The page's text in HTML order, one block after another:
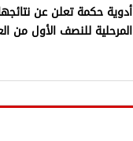
أدوية حكمة تعلن عن نتائجها
المرحلية للنصف الأول من